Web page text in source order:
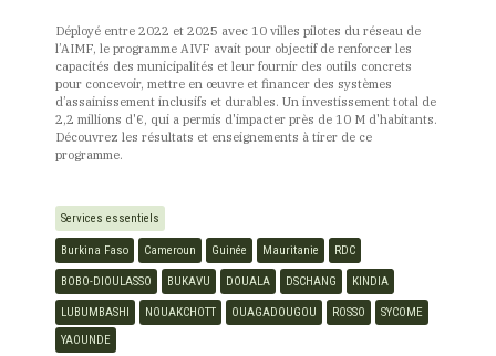
Déployé entre 2022 et 2025 avec 10 villes pilotes du réseau de
l’AIMF, le programme AIVF avait pour objectif de renforcer les
capacités des municipalités et leur fournir des outils concrets
pour concevoir, mettre en œuvre et financer des systèmes
d’assainissement inclusifs et durables. Un investissement total de
2,2 millions d'€, qui a permis d'impacter près de 10 M d'habitants.
Découvrez les résultats et enseignements à tirer de ce
programme.
Services essentiels
Burkina Faso Cameroun Guinée Mauritanie RDC
BOBO-DIOULASSO BUKAVU DOUALA DSCHANG KINDIA
LUBUMBASHI NOUAKCHOTT OUAGADOUGOU ROSSO
SYCOME
YAOUNDE